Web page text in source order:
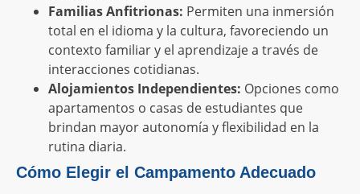
Familias Anfitrionas: Permiten una inmersión
total en el idioma y la cultura, favoreciendo un
contexto familiar y el aprendizaje a través de
interacciones cotidianas.
Alojamientos Independientes: Opciones como
apartamentos o casas de estudiantes que
brindan mayor autonomía y flexibilidad en la
rutina diaria.
Cómo Elegir el Campamento Adecuado